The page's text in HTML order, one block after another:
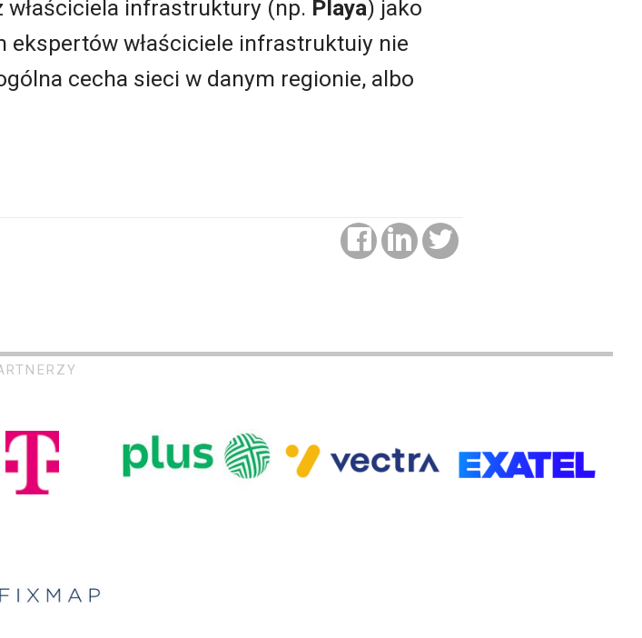
właściciela infrastruktury (np. Playa) jako
właściciele infrastruktuiy nie
cecha sieci w danym regionie, albo